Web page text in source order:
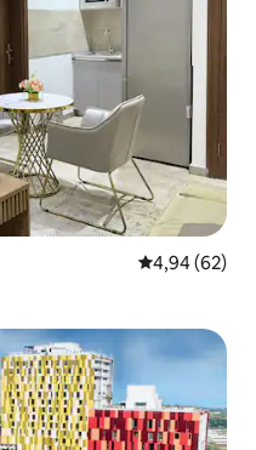
Průměrné
4,94 (62)